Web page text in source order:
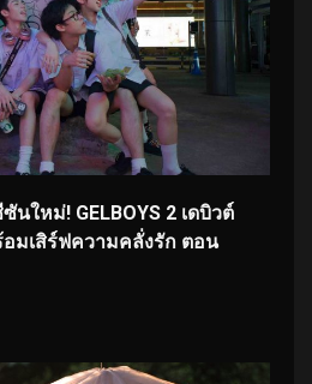
นใหม่! GELBOYS 2 เดบิวต์
มเสิร์ฟความคลั่งรัก ตอน